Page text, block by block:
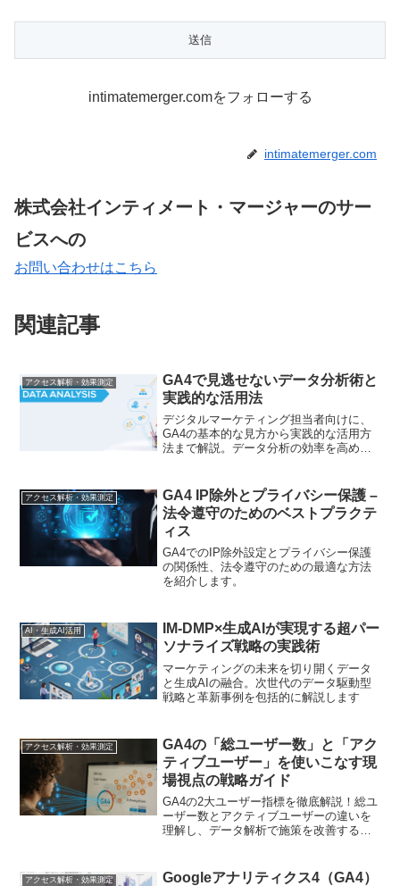
intimatemerger.comをフォローする
intimatemerger.com
株式会社インティメート・マージャーのサー
ビスへの
お問い合わせはこちら
関連記事
アクセス解析・効果測定
GA4で見逃せないデータ分析術と
実践的な活用法
デジタルマーケティング担当者向けに、
GA4の基本的な見方から実践的な活用方
法まで解説。データ分析の効率を高める
アクセス解析・効果測定
GA4 IP除外とプライバシー保護 –
法令遵守のためのベストプラクテ
ィス
GA4でのIP除外設定とプライバシー保護
の関係性、法令遵守のための最適な方法
を紹介します。
AI・生成AI活用
IM-DMP×生成AIが実現する超パー
ソナライズ戦略の実践術
マーケティングの未来を切り開くデータ
と生成AIの融合。次世代のデータ駆動型
戦略と革新事例を包括的に解説します
アクセス解析・効果測定
GA4の「総ユーザー数」と「アク
ティブユーザー」を使いこなす現
場視点の戦略ガイド
GA4の2大ユーザー指標を徹底解説！総ユ
ーザー数とアクティブユーザーの違いを
理解し、データ解析で施策を改善する方
アクセス解析・効果測定
Googleアナリティクス4（GA4）